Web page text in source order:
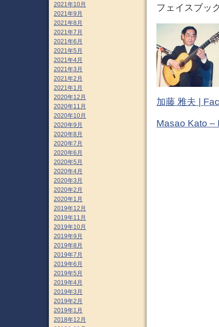
フェイスブッ
加藤 雅夫 |
Masao Kato –
2021年10月
2021年9月
2021年8月
2021年7月
2021年6月
2021年5月
2021年4月
2021年3月
2021年2月
2021年1月
2020年12月
2020年11月
2020年10月
2020年9月
2020年8月
2020年7月
2020年6月
2020年5月
2020年4月
2020年3月
2020年2月
2020年1月
2019年12月
2019年11月
2019年10月
2019年9月
2019年8月
2019年7月
2019年6月
2019年5月
2019年4月
2019年3月
2019年2月
2019年1月
2018年12月